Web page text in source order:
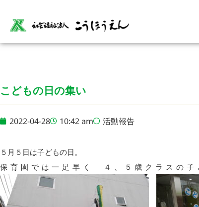
こどもの日の集い
2022-04-28 10:42 am 活動報告
５月５日は子どもの日。
保育園では一足早く ４、５歳クラスの子